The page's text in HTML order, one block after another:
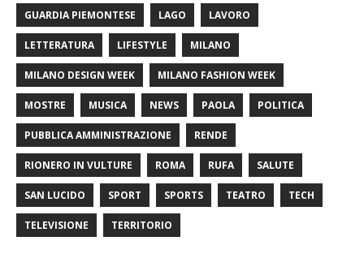
GUARDIA PIEMONTESE LAGO LAVORO
LETTERATURA LIFESTYLE MILANO
MILANO DESIGN WEEK MILANO FASHION WEEK
MOSTRE MUSICA NEWS PAOLA POLITICA
PUBBLICA AMMINISTRAZIONE RENDE
RIONERO IN VULTURE ROMA RUFA SALUTE
SAN LUCIDO SPORT SPORTS TEATRO TECH
TELEVISIONE TERRITORIO